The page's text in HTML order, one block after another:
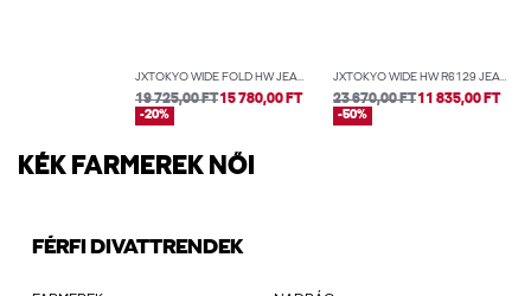
JXTOKYO WIDE FOLD HW JEANS R254 DNM
19 725,00 FT15 780,00 FT
-20%
JXTOKYO WIDE HW R6129 JEANS DNM NOOS
23 670,00 FT11 835,00 FT
-50%
KÉK FARMEREK NŐI
FÉRFI DIVATTRENDEK